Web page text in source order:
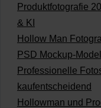
Produktfotografie
& KI
Hollow Man
PSD Mockup-
Professionelle
kaufentscheidend
Hollowman und